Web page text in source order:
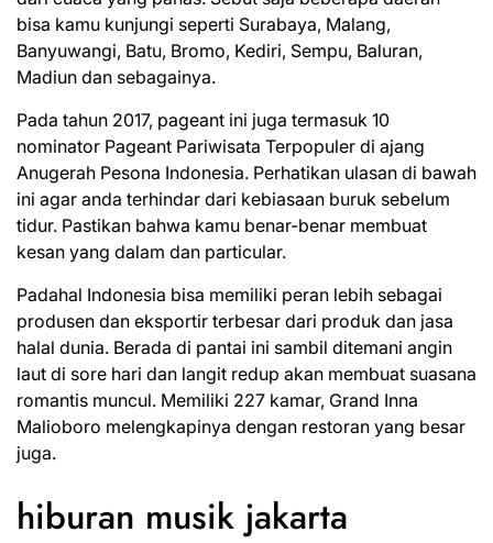
bisa kamu kunjungi seperti Surabaya, Malang,
Banyuwangi, Batu, Bromo, Kediri, Sempu, Baluran,
Madiun dan sebagainya.
Pada tahun 2017, pageant ini juga termasuk 10
nominator Pageant Pariwisata Terpopuler di ajang
Anugerah Pesona Indonesia. Perhatikan ulasan di bawah
ini agar anda terhindar dari kebiasaan buruk sebelum
tidur. Pastikan bahwa kamu benar-benar membuat
kesan yang dalam dan particular.
Padahal Indonesia bisa memiliki peran lebih sebagai
produsen dan eksportir terbesar dari produk dan jasa
halal dunia. Berada di pantai ini sambil ditemani angin
laut di sore hari dan langit redup akan membuat suasana
romantis muncul. Memiliki 227 kamar, Grand Inna
Malioboro melengkapinya dengan restoran yang besar
juga.
hiburan musik jakarta